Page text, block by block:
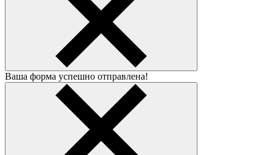
Ваша форма успешно отправлена!